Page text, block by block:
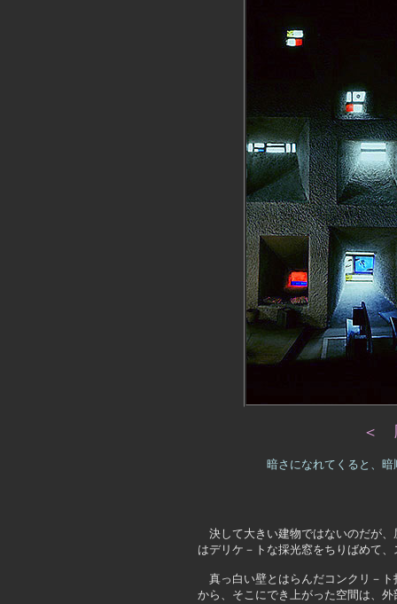
＜
暗さになれてくると、
決して大きい建物ではないのだが
はデリケ－トな採光窓をちりばめて
真っ白い壁とはらんだコンクリ－
から、そこにでき上がった空間は、